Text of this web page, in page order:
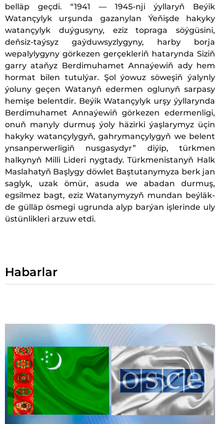
belläp geçdi. “1941 — 1945-nji ýyllaryň Beýik
Watançylyk urşunda gazanylan Ýeňişde hakyky
watançylyk duýgusyny, eziz topraga söýgüsini,
deňsiz-taýsyz gaýduwsyzlygyny, harby borja
wepalylygyny görkezen gerçekleriň hatarynda Siziň
garry ataňyz Berdimuhamet Annaýewiň ady hem
hormat bilen tutulýar. Şol ýowuz söweşiň ýalynly
ýoluny geçen Watanyň edermen oglunyň sarpasy
hemişe belentdir. Beýik Watançylyk urşy ýyllarynda
Berdimuhamet Annaýewiň görkezen edermenligi,
onuň manyly durmuş ýoly häzirki ýaşlarymyz üçin
hakyky watançylygyň, gahrymançylygyň we belent
ynsanperwerligiň nusgasydyr” diýip, türkmen
halkynyň Milli Lideri nygtady. Türkmenistanyň Halk
Maslahatyň Başlygy döwlet Baştutanymyza berk jan
saglyk, uzak ömür, asuda we abadan durmuş,
egsilmez bagt, eziz Watanymyzyň mundan beýläk-
de gülläp ösmegi ugrunda alyp barýan işlerinde uly
üstünlikleri arzuw etdi.
Habarlar